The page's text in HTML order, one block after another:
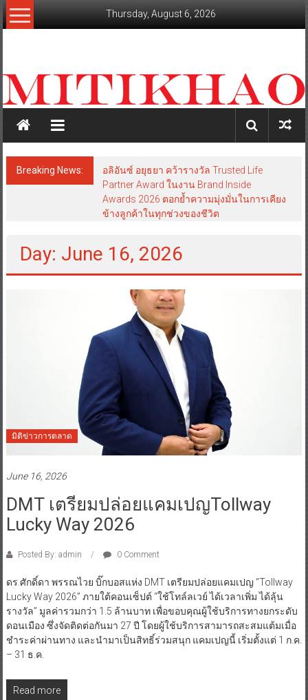
Skip
to
Thursday, August 6, 2026
สะท้อน
ลึก
เหลี่ยม
มุม
เศรษฐกิจ-
การเมือง-
Breaking News:
อลิอันซ์ อยุธยา คว้ารางวัล Trusted Life
Partner Award ในงาน Brand Inside
Awards 2026 ตอกย้ำความมุ่งมั่นในการเคียง
ข้างลูกค้าในทุกช่วงของชีวิต
Day: June 16, 2026
มิติข่าวการตลาด
June 16, 2026
DMT เตรียมปล่อยแคมเปญTollway
Lucky Way 2026
Posted By: admin 0 Comment
ดร.ศักดิ์ดา พรรณไวย บิ๊กบอสแห่ง DMT เตรียมปล่อยแคมเปญ “Tollway
Lucky Way 2026” ภายใต้คอนเซ็ปต์ “ใช้โทล์ลเวย์ ได้เวลาเพิ่ม ได้ลุ้น
รางวัล” มูลค่ารวมกว่า 1.5 ล้านบาท เพื่อขอบคุณผู้ใช้บริการทางยกระดับ
ดอนเมือง ซึ่งจัดติดต่อกันมา 27 ปี โดยผู้ใช้บริการสามารถสะสมแต้มเมื่อ
ชำระค่าผ่านทาง และนำมาเป็นสิทธิ์ร่วมสนุก แคมเปญนี้ เริ่มตั้งแต่ 1 ก.ค.
– 31 ธ.ค.
Read more